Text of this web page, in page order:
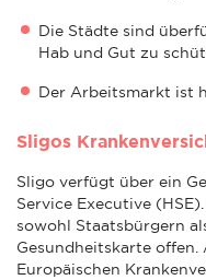
Die Städte sind
Hab und Gut zu
Der Arbeitsmarkt ist
Sligos
Sligo verfügt über ein
Service Executive
sowohl Staatsbürgern
Gesundheitskarte
Europäischen